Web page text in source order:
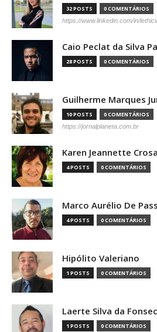
32 POSTS 0 COMENTÁRIOS
https://www.linkedin.com/in/
Caio Peclat da Silva
28 POSTS 0 COMENTÁRIOS
Guilherme Marques
10 POSTS 0 COMENTÁRIOS
https://jornalplaneta.com.br
Karen Jeannette
4 POSTS 0 COMENTÁRIOS
Marco Aurélio De
4 POSTS 0 COMENTÁRIOS
Hipólito Valeriano
1 POSTS 0 COMENTÁRIOS
Laerte Silva da
1 POSTS 0 COMENTÁRIOS